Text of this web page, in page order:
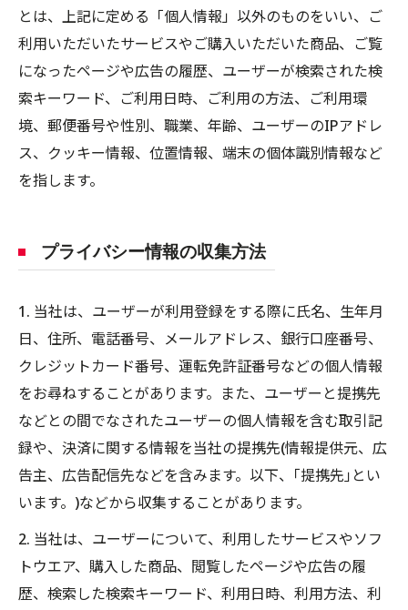
とは、上記に定める「個人情報」以外のものをいい、ご
利用いただいたサービスやご購入いただいた商品、ご覧
になったページや広告の履歴、ユーザーが検索された検
索キーワード、ご利用日時、ご利用の方法、ご利用環
境、郵便番号や性別、職業、年齢、ユーザーのIPアドレ
ス、クッキー情報、位置情報、端末の個体識別情報など
を指します。
プライバシー情報の収集方法
1. 当社は、ユーザーが利用登録をする際に氏名、生年月
日、住所、電話番号、メールアドレス、銀行口座番号、
クレジットカード番号、運転免許証番号などの個人情報
をお尋ねすることがあります。また、ユーザーと提携先
などとの間でなされたユーザーの個人情報を含む取引記
録や、決済に関する情報を当社の提携先(情報提供元、広
告主、広告配信先などを含みます。以下、｢提携先｣とい
います。)などから収集することがあります。
2. 当社は、ユーザーについて、利用したサービスやソフ
トウエア、購入した商品、閲覧したページや広告の履
歴、検索した検索キーワード、利用日時、利用方法、利